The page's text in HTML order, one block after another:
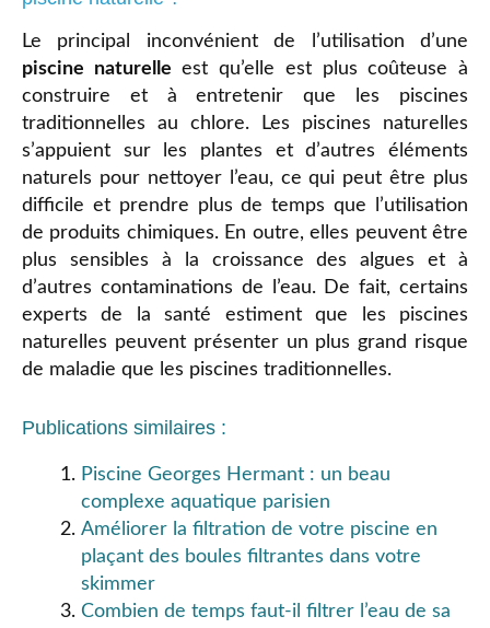
Le principal inconvénient de l’utilisation d’une
piscine naturelle est qu’elle est plus coûteuse à
construire et à entretenir que les piscines
traditionnelles au chlore. Les piscines naturelles
s’appuient sur les plantes et d’autres éléments
naturels pour nettoyer l’eau, ce qui peut être plus
difficile et prendre plus de temps que l’utilisation
de produits chimiques. En outre, elles peuvent être
plus sensibles à la croissance des algues et à
d’autres contaminations de l’eau. De fait, certains
experts de la santé estiment que les piscines
naturelles peuvent présenter un plus grand risque
de maladie que les piscines traditionnelles.
Publications similaires :
Piscine Georges Hermant : un beau
complexe aquatique parisien
Améliorer la filtration de votre piscine en
plaçant des boules filtrantes dans votre
skimmer
Combien de temps faut-il filtrer l’eau de sa